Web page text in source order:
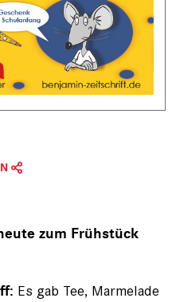
zum Frühstück
Es gab Tee, Marmelade